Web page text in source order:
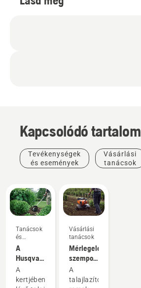
Kapcsolódó tartalom
Tevékenységek
és események
Vásárlási
tanácsok
Tanácsok
és
útmutatók
A
Husqvarna
gyepápolási
tanácsai:
A
kertjében
Vásárlási
tanácsok
Mérlegelendő
szempontok
talajlazító
vásárlásakor
A
talajlazítók